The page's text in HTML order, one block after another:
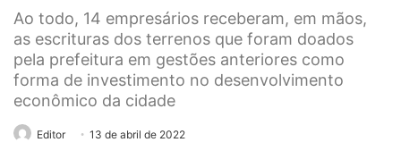
Ao todo, 14 empresários receberam, em mãos,
as escrituras dos terrenos que foram doados
pela prefeitura em gestões anteriores como
forma de investimento no desenvolvimento
econômico da cidade
Editor 13 de abril de 2022